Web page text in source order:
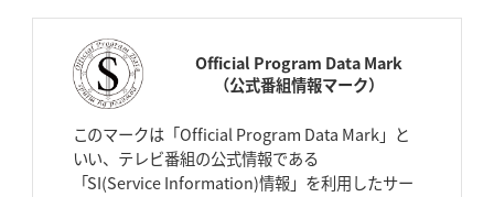
Official Program Data Mark
（公式番組情報マーク）
このマークは「Official Program Data Mark」と
いい、テレビ番組の公式情報である
「SI(Service Information)情報」を利用したサー